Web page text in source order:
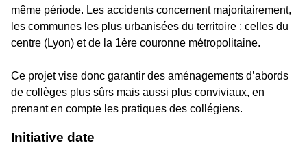
même période. Les accidents concernent majoritairement,
les communes les plus urbanisées du territoire : celles du
centre (Lyon) et de la 1ère couronne métropolitaine.
Ce projet vise donc garantir des aménagements d’abords
de collèges plus sûrs mais aussi plus conviviaux, en
prenant en compte les pratiques des collégiens.
Initiative date